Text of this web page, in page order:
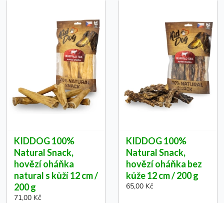
KIDDOG 100%
Natural Snack,
hovězí oháňka
natural s kůží 12 cm /
200 g
71,00 Kč
KIDDOG 100%
Natural Snack,
hovězí oháňka bez
kůže 12 cm / 200 g
65,00 Kč